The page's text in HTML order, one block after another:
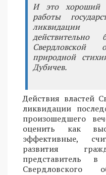
И это хороший
работы
ликвидации
действительно
Свердловской
природной
Дубичев.
Действия властей
ликвидации
произошедшего
оценить как
эффективные,
развития
представитель
Свердловского